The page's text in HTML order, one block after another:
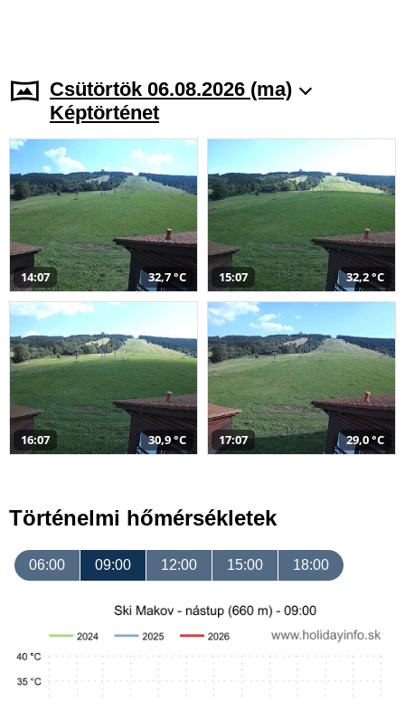
Csütörtök 06.08.2026 (ma)
Képtörténet
14:07 32,7 °C 15:07 32,2 °C
16:07 30,9 °C 17:07 29,0 °C
Történelmi hőmérsékletek
06:00 09:00 12:00 15:00 18:00